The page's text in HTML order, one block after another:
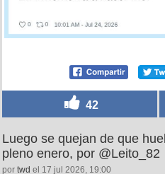
42
Luego se quejan de que
pleno enero, por @Leito_82
por twd el 17 jul 2026, 19:00